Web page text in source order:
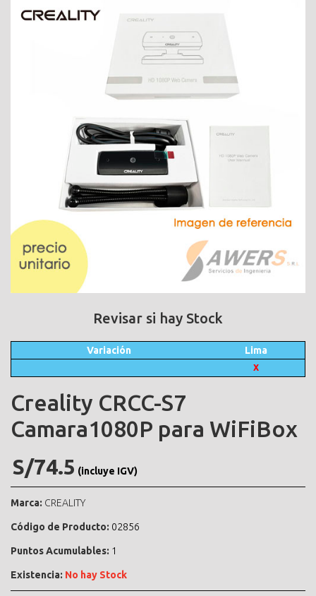
Revisar si hay Stock
Variación Lima
X
Creality CRCC-S7
Camara1080P para WiFiBox
S/74.5 (incluye IGV)
Marca: CREALITY
Código de Producto: 02856
Puntos Acumulables: 1
Existencia: No hay Stock